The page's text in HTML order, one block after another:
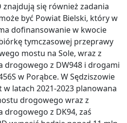
znajdują się również zadania
być Powiat Bielski, który w
dofinansowanie w kwocie
tymczasowej przeprawy
mostu na Sole, wraz z
drogowego z DW948 i drogami
w Porąbce. W Sędziszowie
latach 2021-2023 planowana
drogowego wraz z
drogowego z DK94, zaś